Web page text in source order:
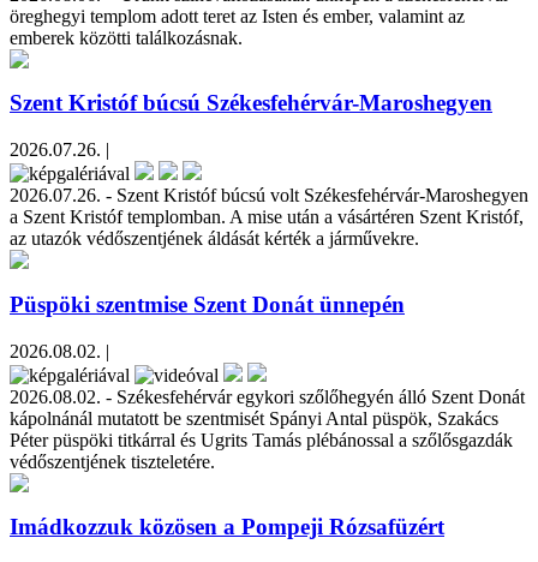
öreghegyi templom adott teret az Isten és ember, valamint az
emberek közötti találkozásnak.
Szent Kristóf búcsú Székesfehérvár-Maroshegyen
2026.07.26. |
2026.07.26. - Szent Kristóf búcsú volt Székesfehérvár-Maroshegyen
a Szent Kristóf templomban. A mise után a vásártéren Szent Kristóf,
az utazók védőszentjének áldását kérték a járművekre.
Püspöki szentmise Szent Donát ünnepén
2026.08.02. |
2026.08.02. - Székesfehérvár egykori szőlőhegyén álló Szent Donát
kápolnánál mutatott be szentmisét Spányi Antal püspök, Szakács
Péter püspöki titkárral és Ugrits Tamás plébánossal a szőlősgazdák
védőszentjének tiszteletére.
Imádkozzuk közösen a Pompeji Rózsafüzért